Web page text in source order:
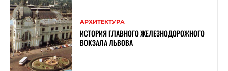
АРХИТЕКТУРА
ИСТОРИЯ ГЛАВНОГО ЖЕЛЕЗНОДОРОЖНОГО
ВОКЗАЛА ЛЬВОВА